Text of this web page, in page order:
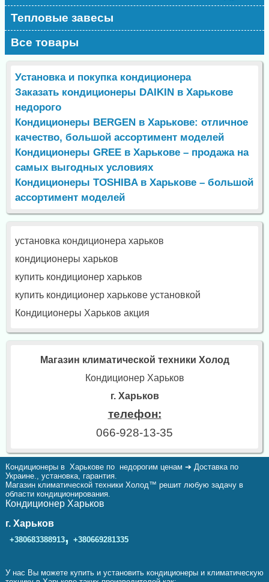
Тепловые завесы
Все товары
Установка и покупка кондиционера
Заказать кондиционеры DAIKIN в Харькове
недорого
Кондиционеры BERGEN в Харькове: отличное
качество, большой ассортимент моделей
Кондиционеры GREE в Харькове – продажа на
самых выгодных условиях
Кондиционеры TOSHIBA в Харькове – большой
ассортимент моделей
установка кондиционера харьков
кондиционеры харьков
купить кондиционер харьков
купить кондиционер харькове установкой
Кондиционеры Харьков акция
Магазин климатической техники Холод
Кондиционер Харьков
г. Харьков
телефон:
066-928-13-35
Кондиционеры в Харькове по недорогим ценам ➔ Доставка по
Украине., установка, гарантия.
Магазин климатической техники Холод™ решит любую задачу в
области кондиционирования.
Кондиционер Харьков
г. Харьков
+380683388913, +380669281335
У нас Вы можете купить и установить кондиционеры и климатическую